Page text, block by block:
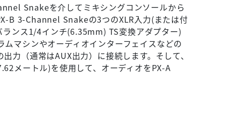
Snakeを介してミキシングコンソールから
B 3-Channel Snakeの3つのXLR入力(または付
ランス1/4インチ(6.35mm) TS変換アダプター)
ムマシンやオーディオインターフェイスなどの
力（通常はAUX出力）に接続します。そして、
メートル)を使用して、オーディオをPX-A